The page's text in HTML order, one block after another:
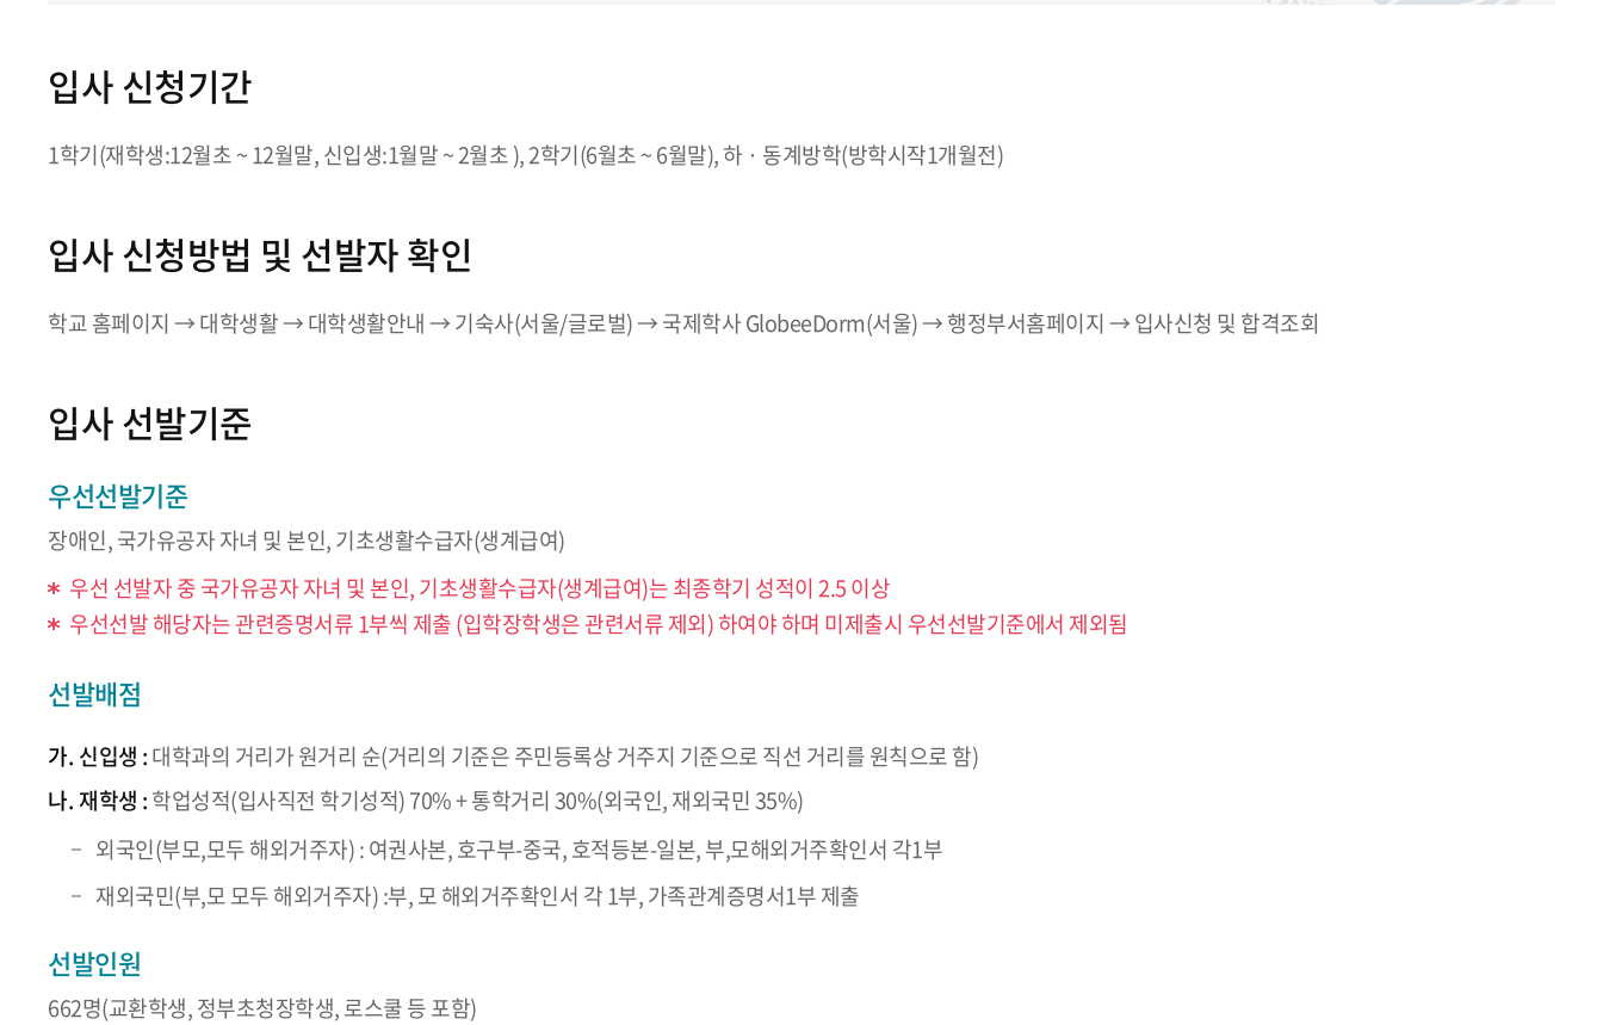
입사 신청기간
1학기(재학생:12월초 ~ 12월말, 신입생:1월말 ~ 2월초 ), 2학기(6월초 ~ 6월말), 하 · 동계방학(방학시작1개월전)
입사 신청방법 및 선발자 확인
학교 홈페이지 → 대학생활 → 대학생활안내 → 기숙사(서울/글로벌) → 국제학사 GlobeeDorm(서울) → 행정부서홈페이지 → 입사신청 및 합격조회
입사 선발기준
우선선발기준
장애인, 국가유공자 자녀 및 본인, 기초생활수급자(생계급여)
우선 선발자 중 국가유공자 자녀 및 본인, 기초생활수급자(생계급여)는 최종학기 성적이 2.5 이상
우선선발 해당자는 관련증명서류 1부씩 제출 (입학장학생은 관련서류 제외) 하여야 하며 미제출시 우선선발기준에서 제외됨
선발배점
가. 신입생 :대학과의 거리가 원거리 순(거리의 기준은 주민등록상 거주지 기준으로 직선 거리를 원칙으로 함)
나. 재학생 :학업성적(입사직전 학기성적) 70% + 통학거리 30%(외국인, 재외국민 35%)
외국인(부모,모두 해외거주자) : 여권사본, 호구부-중국, 호적등본-일본, 부,모해외거주확인서 각1부
재외국민(부,모 모두 해외거주자) :부, 모 해외거주확인서 각 1부, 가족관계증명서1부 제출
선발인원
662명(교환학생, 정부초청장학생, 로스쿨 등 포함)